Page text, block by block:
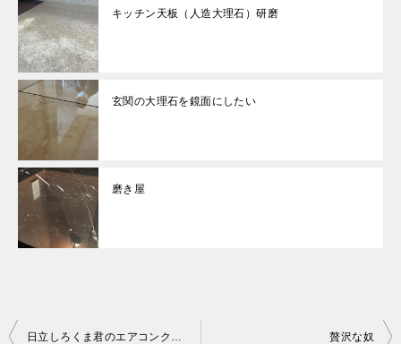
キッチン天板（人造大理石）研磨
玄関の大理石を鏡面にしたい
磨き屋
投
日立しろくま君のエアコンクリーニング 贅沢な奴